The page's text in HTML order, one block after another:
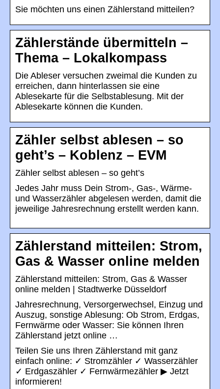
Sie möchten uns einen Zählerstand mitteilen?
Zählerstände übermitteln –
Thema – Lokalkompass
Die Ableser versuchen zweimal die Kunden zu
erreichen, dann hinterlassen sie eine
Ablesekarte für die Selbstablesung. Mit der
Ablesekarte können die Kunden.
Zähler selbst ablesen – so
geht’s – Koblenz – EVM
Zähler selbst ablesen – so geht’s
Jedes Jahr muss Dein Strom-, Gas-, Wärme-
und Wasserzähler abgelesen werden, damit die
jeweilige Jahresrechnung erstellt werden kann.
Zählerstand mitteilen: Strom,
Gas & Wasser online melden
Zählerstand mitteilen: Strom, Gas & Wasser
online melden | Stadtwerke Düsseldorf
Jahresrechnung, Versorgerwechsel, Einzug und
Auszug, sonstige Ablesung: Ob Strom, Erdgas,
Fernwärme oder Wasser: Sie können Ihren
Zählerstand jetzt online …
Teilen Sie uns Ihren Zählerstand mit ganz
einfach online: ✓ Stromzähler ✓ Wasserzähler
✓ Erdgaszähler ✓ Fernwärmezähler ▶ Jetzt
informieren!